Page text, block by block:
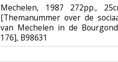
‎Mechelen, 1987 272pp.,
[Themanummer over de
van Mechelen in de
176], B98631‎